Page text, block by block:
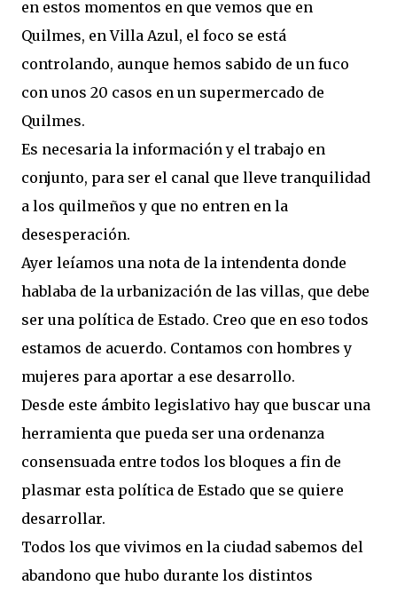
en estos momentos en que vemos que en
Quilmes, en Villa Azul, el foco se está
controlando, aunque hemos sabido de un fuco
con unos 20 casos en un supermercado de
Quilmes.
Es necesaria la información y el trabajo en
conjunto, para ser el canal que lleve tranquilidad
a los quilmeños y que no entren en la
desesperación.
Ayer leíamos una nota de la intendenta donde
hablaba de la urbanización de las villas, que debe
ser una política de Estado. Creo que en eso todos
estamos de acuerdo. Contamos con hombres y
mujeres para aportar a ese desarrollo.
Desde este ámbito legislativo hay que buscar una
herramienta que pueda ser una ordenanza
consensuada entre todos los bloques a fin de
plasmar esta política de Estado que se quiere
desarrollar.
Todos los que vivimos en la ciudad sabemos del
abandono que hubo durante los distintos